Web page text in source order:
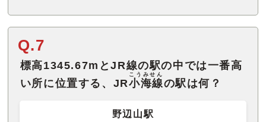
Q.7
標高1345.67mとJR線の駅の中では一番高
い所に位置する、JR小海線
こうみせん
の駅は何？
野辺山駅